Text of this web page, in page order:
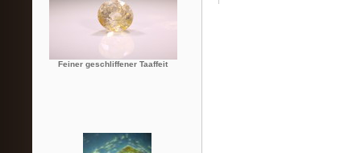
Feiner geschliffener Taaffeit